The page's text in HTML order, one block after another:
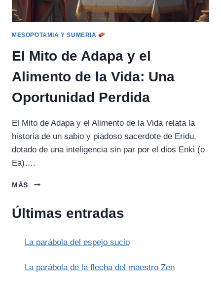
MESOPOTAMIA Y SUMERIA
El Mito de Adapa y el
Alimento de la Vida: Una
Oportunidad Perdida
El Mito de Adapa y el Alimento de la Vida relata la
historia de un sabio y piadoso sacerdote de Eridu,
dotado de una inteligencia sin par por el dios Enki (o
Ea)….
MÁS
EL
ADAPA
ALIMENTO
LA
Últimas entradas
La parábola del espejo sucio
La parábola de la flecha del maestro Zen